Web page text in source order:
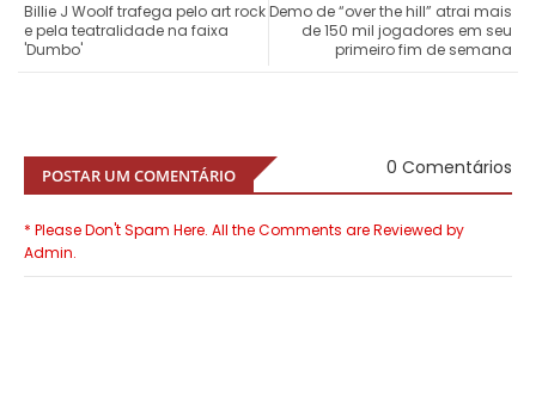
Demo de “over the hill” atrai mais
de 150 mil jogadores em seu
primeiro fim de semana
Billie J Woolf trafega pelo art rock
e pela teatralidade na faixa
'Dumbo'
POSTAR UM COMENTÁRIO 0 Comentários
* Please Don't Spam Here. All the Comments are Reviewed by
Admin.